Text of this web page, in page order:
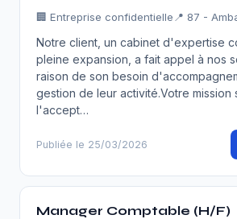
🏢 Entreprise confidentielle 📍 87 -
Notre client, un cabinet d'expertise
pleine expansion, a fait appel à nos
raison de son besoin
gestion de leur activité.Votre mission
l'accept…
Publiée le 25/03/2026
Manager Comptable (H/F)